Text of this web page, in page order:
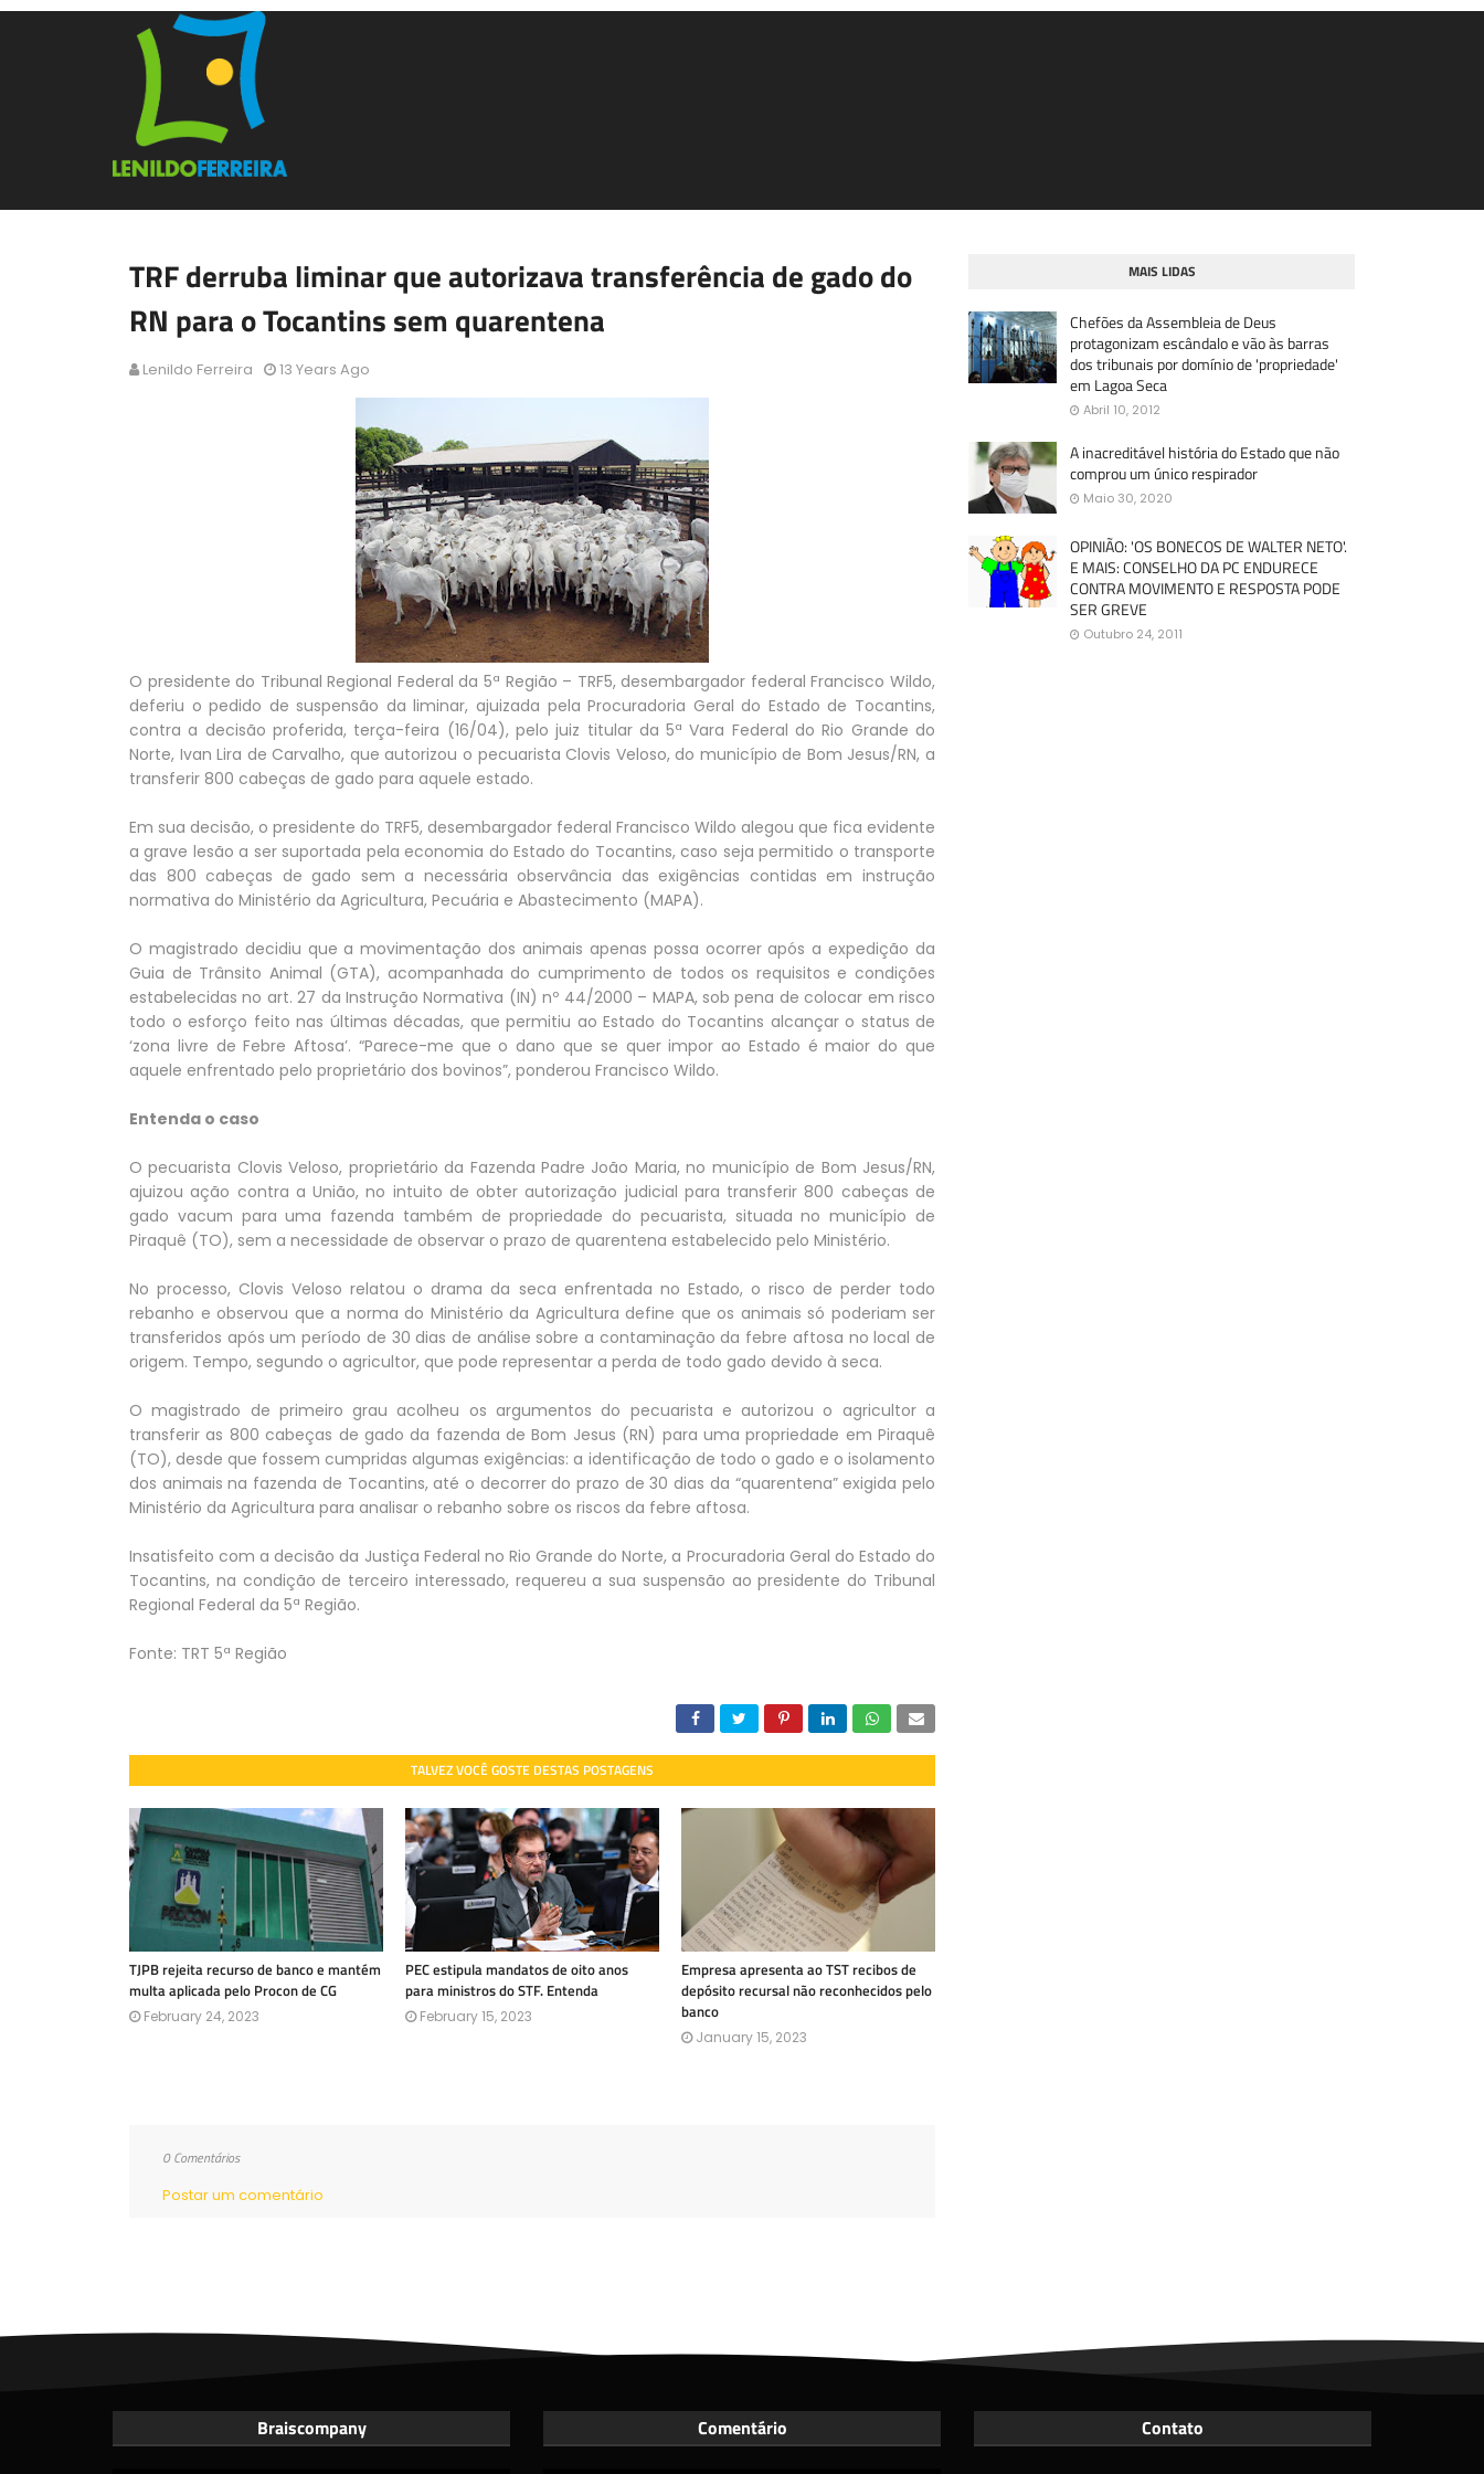
TRF derruba liminar que autorizava transferência de gado do
RN para o Tocantins sem quarentena
Lenildo Ferreira 13 Years Ago
O presidente do Tribunal Regional Federal da 5ª Região – TRF5, desembargador federal Francisco Wildo,
deferiu o pedido de suspensão da liminar, ajuizada pela Procuradoria Geral do Estado de Tocantins,
contra a decisão proferida, terça-feira (16/04), pelo juiz titular da 5ª Vara Federal do Rio Grande do
Norte, Ivan Lira de Carvalho, que autorizou o pecuarista Clovis Veloso, do município de Bom Jesus/RN, a
transferir 800 cabeças de gado para aquele estado.
Em sua decisão, o presidente do TRF5, desembargador federal Francisco Wildo alegou que fica evidente
a grave lesão a ser suportada pela economia do Estado do Tocantins, caso seja permitido o transporte
das 800 cabeças de gado sem a necessária observância das exigências contidas em instrução
normativa do Ministério da Agricultura, Pecuária e Abastecimento (MAPA).
O magistrado decidiu que a movimentação dos animais apenas possa ocorrer após a expedição da
Guia de Trânsito Animal (GTA), acompanhada do cumprimento de todos os requisitos e condições
estabelecidas no art. 27 da Instrução Normativa (IN) nº 44/2000 – MAPA, sob pena de colocar em risco
todo o esforço feito nas últimas décadas, que permitiu ao Estado do Tocantins alcançar o status de
‘zona livre de Febre Aftosa’. “Parece-me que o dano que se quer impor ao Estado é maior do que
aquele enfrentado pelo proprietário dos bovinos”, ponderou Francisco Wildo.
Entenda o caso
O pecuarista Clovis Veloso, proprietário da Fazenda Padre João Maria, no município de Bom Jesus/RN,
ajuizou ação contra a União, no intuito de obter autorização judicial para transferir 800 cabeças de
gado vacum para uma fazenda também de propriedade do pecuarista, situada no município de
Piraquê (TO), sem a necessidade de observar o prazo de quarentena estabelecido pelo Ministério.
No processo, Clovis Veloso relatou o drama da seca enfrentada no Estado, o risco de perder todo
rebanho e observou que a norma do Ministério da Agricultura define que os animais só poderiam ser
transferidos após um período de 30 dias de análise sobre a contaminação da febre aftosa no local de
origem. Tempo, segundo o agricultor, que pode representar a perda de todo gado devido à seca.
O magistrado de primeiro grau acolheu os argumentos do pecuarista e autorizou o agricultor a
transferir as 800 cabeças de gado da fazenda de Bom Jesus (RN) para uma propriedade em Piraquê
(TO), desde que fossem cumpridas algumas exigências: a identificação de todo o gado e o isolamento
dos animais na fazenda de Tocantins, até o decorrer do prazo de 30 dias da “quarentena” exigida pelo
Ministério da Agricultura para analisar o rebanho sobre os riscos da febre aftosa.
Insatisfeito com a decisão da Justiça Federal no Rio Grande do Norte, a Procuradoria Geral do Estado do
Tocantins, na condição de terceiro interessado, requereu a sua suspensão ao presidente do Tribunal
Regional Federal da 5ª Região.
Fonte: TRT 5ª Região
TALVEZ VOCÊ GOSTE DESTAS POSTAGENS
TJPB rejeita recurso de banco e mantém
multa aplicada pelo Procon de CG
February 24, 2023
PEC estipula mandatos de oito anos
para ministros do STF. Entenda
February 15, 2023
Empresa apresenta ao TST recibos de
depósito recursal não reconhecidos pelo
banco
January 15, 2023
0 Comentários
Postar um comentário
MAIS LIDAS
Chefões da Assembleia de Deus
protagonizam escândalo e vão às barras
dos tribunais por domínio de 'propriedade'
em Lagoa Seca
Abril 10, 2012
A inacreditável história do Estado que não
comprou um único respirador
Maio 30, 2020
OPINIÃO: 'OS BONECOS DE WALTER NETO'.
E MAIS: CONSELHO DA PC ENDURECE
CONTRA MOVIMENTO E RESPOSTA PODE
SER GREVE
Outubro 24, 2011
Braiscompany Comentário Contato